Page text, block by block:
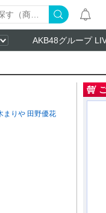
AKB48グループ
まりや 田野優花